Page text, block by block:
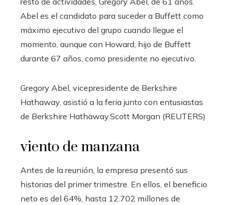
Abel es el candidato para suceder a Buffett como
máximo ejecutivo del grupo cuando llegue el
momento, aunque con Howard, hijo de Buffett
durante 67 años, como presidente no ejecutivo.
Gregory Abel, vicepresidente de Berkshire
Hathaway, asistió a la feria junto con entusiastas
de Berkshire Hathaway.Scott Morgan (REUTERS)
viento de manzana
Antes de la reunión, la empresa presentó sus
historias del primer trimestre. En ellos, el beneficio
neto es del 64%, hasta 12.702 millones de